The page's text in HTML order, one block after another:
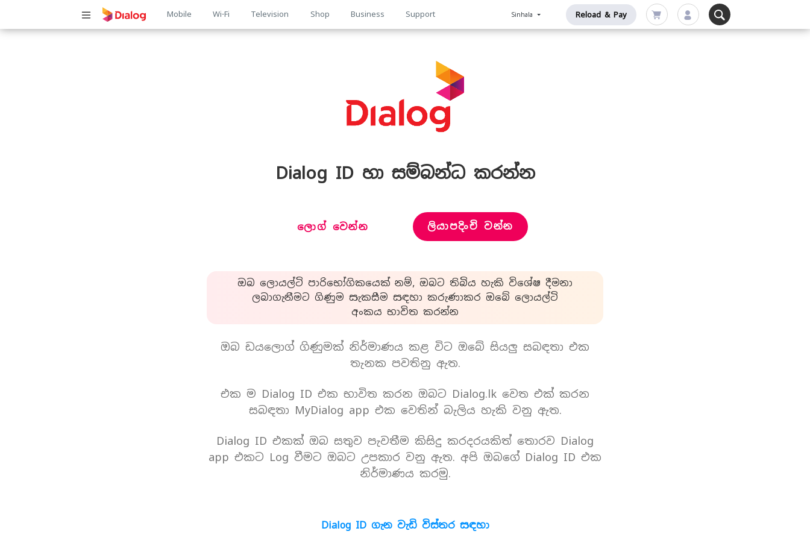
Main
Mobile Wi-Fi Television Shop Business Support Sinhala Reload & Pay
Dialog ID හා සම්බන්ධ කරන්න
ලොග් වෙන්න ලියාපදිංචි වන්න
ඔබ ලොයල්ටි පාරිභෝගිකයෙක් නම්, ඔබට තිබිය හැකි විශේෂ දීමනා
ලබාගැනීමට ගිණුම සැකසීම සඳහා කරුණාකර ඔබේ ලොයල්ටි
අංකය භාවිත කරන්න
ඔබ ඩයලොග් ගිණුමක් නිර්මාණය කළ විට ඔබේ සියලු සබඳතා එක
තැනක පවතිනු ඇත.
එක ම Dialog ID එක භාවිත කරන ඔබට Dialog.lk වෙත එක් කරන
සබඳතා MyDialog app එක වෙතින් බැලිය හැකි වනු ඇත.
Dialog ID එකක් ඔබ සතුව පැවතීම කිසිදු කරදරයකිත් තොරව Dialog
app එකට Log වීමට ඔබට උපකාර වනු ඇත. අපි ඔබගේ Dialog ID එක
නිර්මාණය කරමු.
Dialog ID ගැන වැඩි විස්තර සඳහා